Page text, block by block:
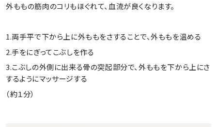
外ももの筋肉のコリもほぐれて、血流が良くなります。
1.両手平で下から上に外ももをさすることで、外ももを温める
2.手をにぎってこぶしを作る
3.こぶしの外側に出来る骨の突起部分で、外ももを下から上にさ
するようにマッサージする
（約１分）